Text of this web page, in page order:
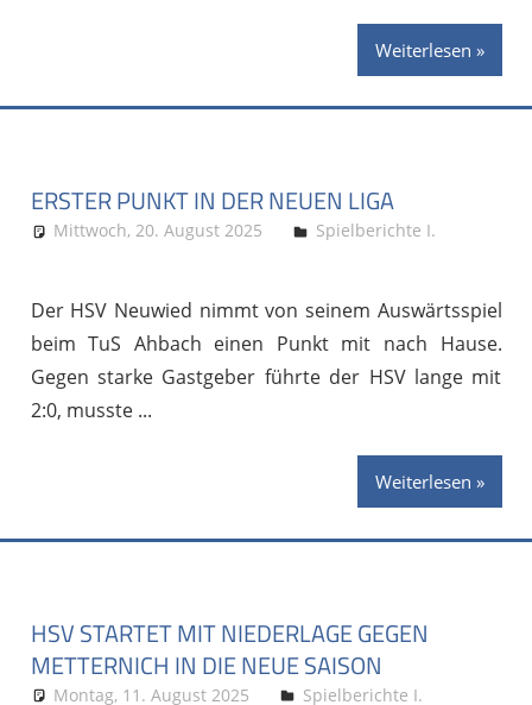
Weiterlesen
ERSTER PUNKT IN DER NEUEN LIGA
Mittwoch, 20. August 2025 Stephan P.
Spielberichte I.
Der HSV Neuwied nimmt von seinem Auswärtsspiel
beim TuS Ahbach einen Punkt mit nach Hause.
Gegen starke Gastgeber führte der HSV lange mit
2:0, musste
Weiterlesen
HSV STARTET MIT NIEDERLAGE GEGEN
METTERNICH IN DIE NEUE SAISON
Montag, 11. August 2025 Stephan P.
Spielberichte I.